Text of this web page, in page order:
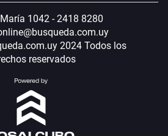
1042 - 2418 8280
2024 Todos los
reservados